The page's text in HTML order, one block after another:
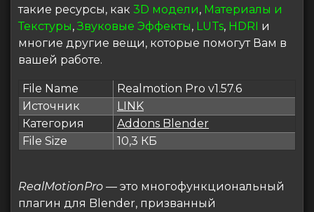
такие ресурсы, как 3D модели, Материалы и
Текстуры,Звуковые Эффекты, LUTs, HDRI и
многие другие вещи, которые помогут Вам в
вашей работе.
File Name
Realmotion Pro v1.57.6
Источник
LINK
Категория
Addons Blender
File Size
10,3 КБ
RealMotionPro — это многофункциональный
плагин для Blender, призванный